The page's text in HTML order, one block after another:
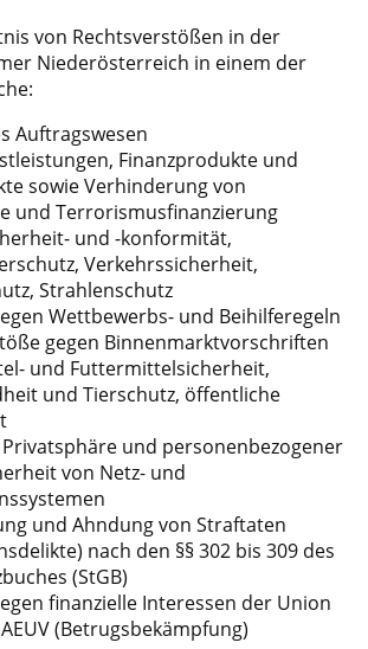
von Rechtsverstößen in der
Niederösterreich in einem der
Auftragswesen
Finanzprodukte und
sowie Verhinderung von
und Terrorismusfinanzierung
und -konformität,
Verkehrssicherheit,
Strahlenschutz
Wettbewerbs- und Beihilferegeln
gegen Binnenmarktvorschriften
und Futtermittelsicherheit,
und Tierschutz, öffentliche
und personenbezogener
von Netz- und
und Ahndung von Straftaten
nach den §§ 302 bis 309 des
(StGB)
finanzielle Interessen der Union
(Betrugsbekämpfung)